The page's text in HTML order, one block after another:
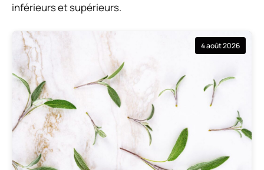
inférieurs et supérieurs.
4 août 2026